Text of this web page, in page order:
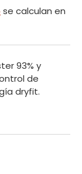
se calculan en
93% y
de
dryfit.